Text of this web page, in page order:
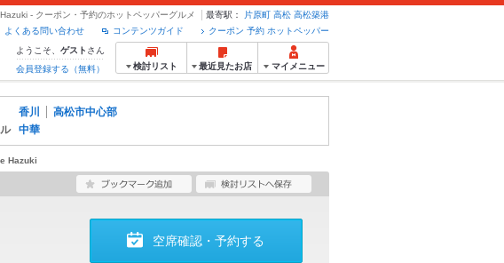
- クーポン・予約のホットペッパーグルメ 最寄駅： 片原町 高松 高松築港
クーポン 予約 ホットペッパー
コンテンツガイド
よくある問い合わせ
ようこそ、 ゲスト さん
会員登録する（無料）
検討リスト 最近見たお店 マイメニュー
香川
高松市中心部
中華
Hazuki
空席確認・予約する